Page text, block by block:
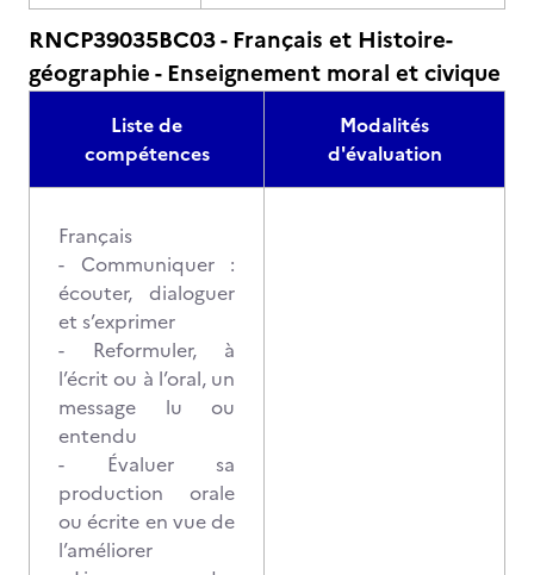
RNCP39035BC03 - Français et Histoire-
géographie - Enseignement moral et civique
Liste de
compétences
Modalités
d'évaluation
Français
- Communiquer :
écouter, dialoguer
et s’exprimer
- Reformuler, à
l’écrit ou à l’oral, un
message lu ou
entendu
- Évaluer sa
production orale
ou écrite en vue de
l’améliorer